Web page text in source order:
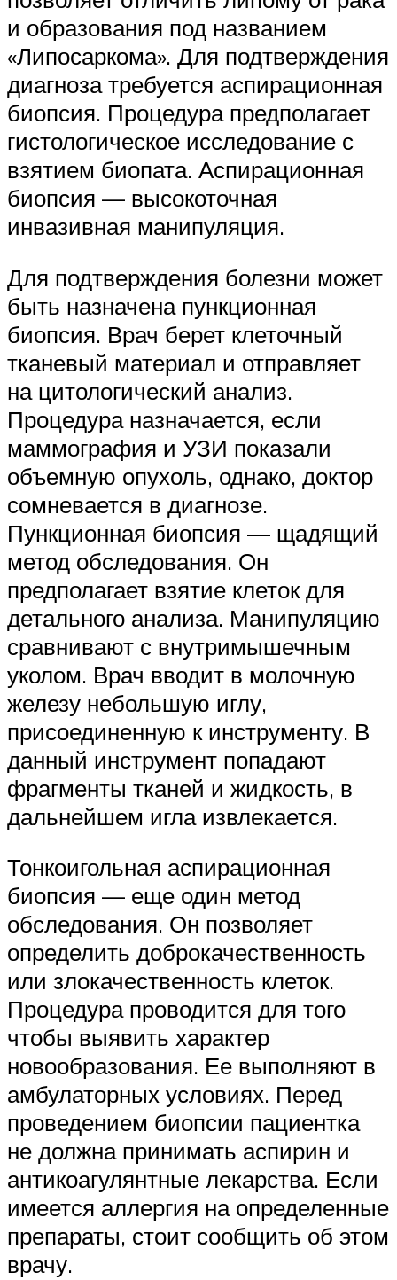
и образования под названием
«Липосаркома». Для подтверждения
диагноза требуется аспирационная
биопсия. Процедура предполагает
гистологическое исследование с
взятием биопата. Аспирационная
биопсия — высокоточная
инвазивная манипуляция.
Для подтверждения болезни может
быть назначена пункционная
биопсия. Врач берет клеточный
тканевый материал и отправляет
на цитологический анализ.
Процедура назначается, если
маммография и УЗИ показали
объемную опухоль, однако, доктор
сомневается в диагнозе.
Пункционная биопсия — щадящий
метод обследования. Он
предполагает взятие клеток для
детального анализа. Манипуляцию
сравнивают с внутримышечным
уколом. Врач вводит в молочную
железу небольшую иглу,
присоединенную к инструменту. В
данный инструмент попадают
фрагменты тканей и жидкость, в
дальнейшем игла извлекается.
Тонкоигольная аспирационная
биопсия — еще один метод
обследования. Он позволяет
определить доброкачественность
или злокачественность клеток.
Процедура проводится для того
чтобы выявить характер
новообразования. Ее выполняют в
амбулаторных условиях. Перед
проведением биопсии пациентка
не должна принимать аспирин и
антикоагулянтные лекарства. Если
имеется аллергия на определенные
препараты, стоит сообщить об этом
врачу.